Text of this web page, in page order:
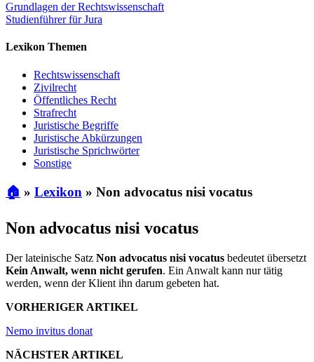
Grundlagen der Rechtswissenschaft
Studienführer für Jura
Lexikon Themen
Rechtswissenschaft
Zivilrecht
Öffentliches Recht
Strafrecht
Juristische Begriffe
Juristische Abkürzungen
Juristische Sprichwörter
Sonstige
🏠 » Lexikon » Non advocatus nisi vocatus
Non advocatus nisi vocatus
Der lateinische Satz Non advocatus nisi vocatus bedeutet übersetzt
Kein Anwalt, wenn nicht gerufen. Ein Anwalt kann nur tätig
werden, wenn der Klient ihn darum gebeten hat.
VORHERIGER ARTIKEL
Nemo invitus donat
NÄCHSTER ARTIKEL